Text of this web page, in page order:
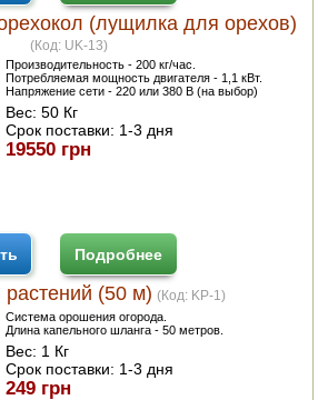
(лущилка для орехов)
(Код: UK-13)
Производительность - 200 кг/час.
Потребляемая мощность двигателя - 1,1 кВт.
Напряжение сети - 220 или 380 В (на выбор)
Вес:50 Кг
Срок поставки: 1-3 дня
19550 грн
Подробнее
(50 м) (Код: KP-1)
Система орошения огорода.
Длина капельного шланга - 50 метров.
Вес: 1 Кг
Срок поставки: 1-3 дня
249 грн